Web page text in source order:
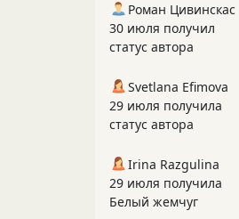
Роман Цивинскас
30 июля получил
статус автора
Svetlana Efimova
29 июля получила
статус автора
Irina Razgulina
29 июля получила
Белый жемчуг